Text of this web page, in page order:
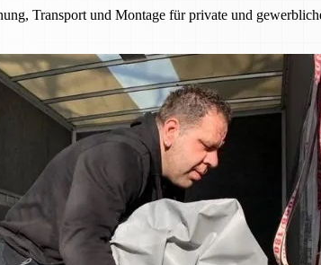
Transport und Montage für private und